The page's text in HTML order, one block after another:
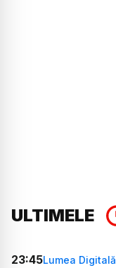
ULTIMELE
23:45Lumea Digitală